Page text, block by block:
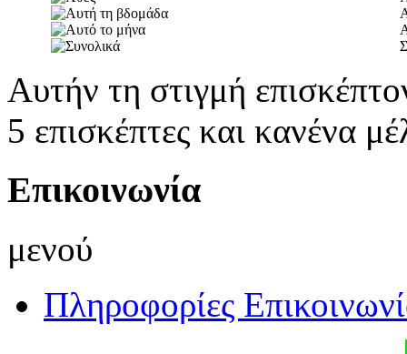
Αυτήν τη στιγμή
5 επισκέπτες και κανένα
Επικοινωνία
μενού
Πληροφορίες